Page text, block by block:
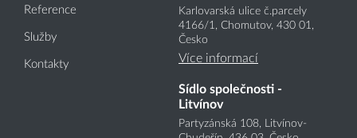
Reference
Služby
Kontakty
Karlovarská ulice č.parcely
4166/1, Chomutov, 430 01,
Česko
Více informací
Sídlo společnosti -
Litvínov
Partyzánská 108, Litvínov-